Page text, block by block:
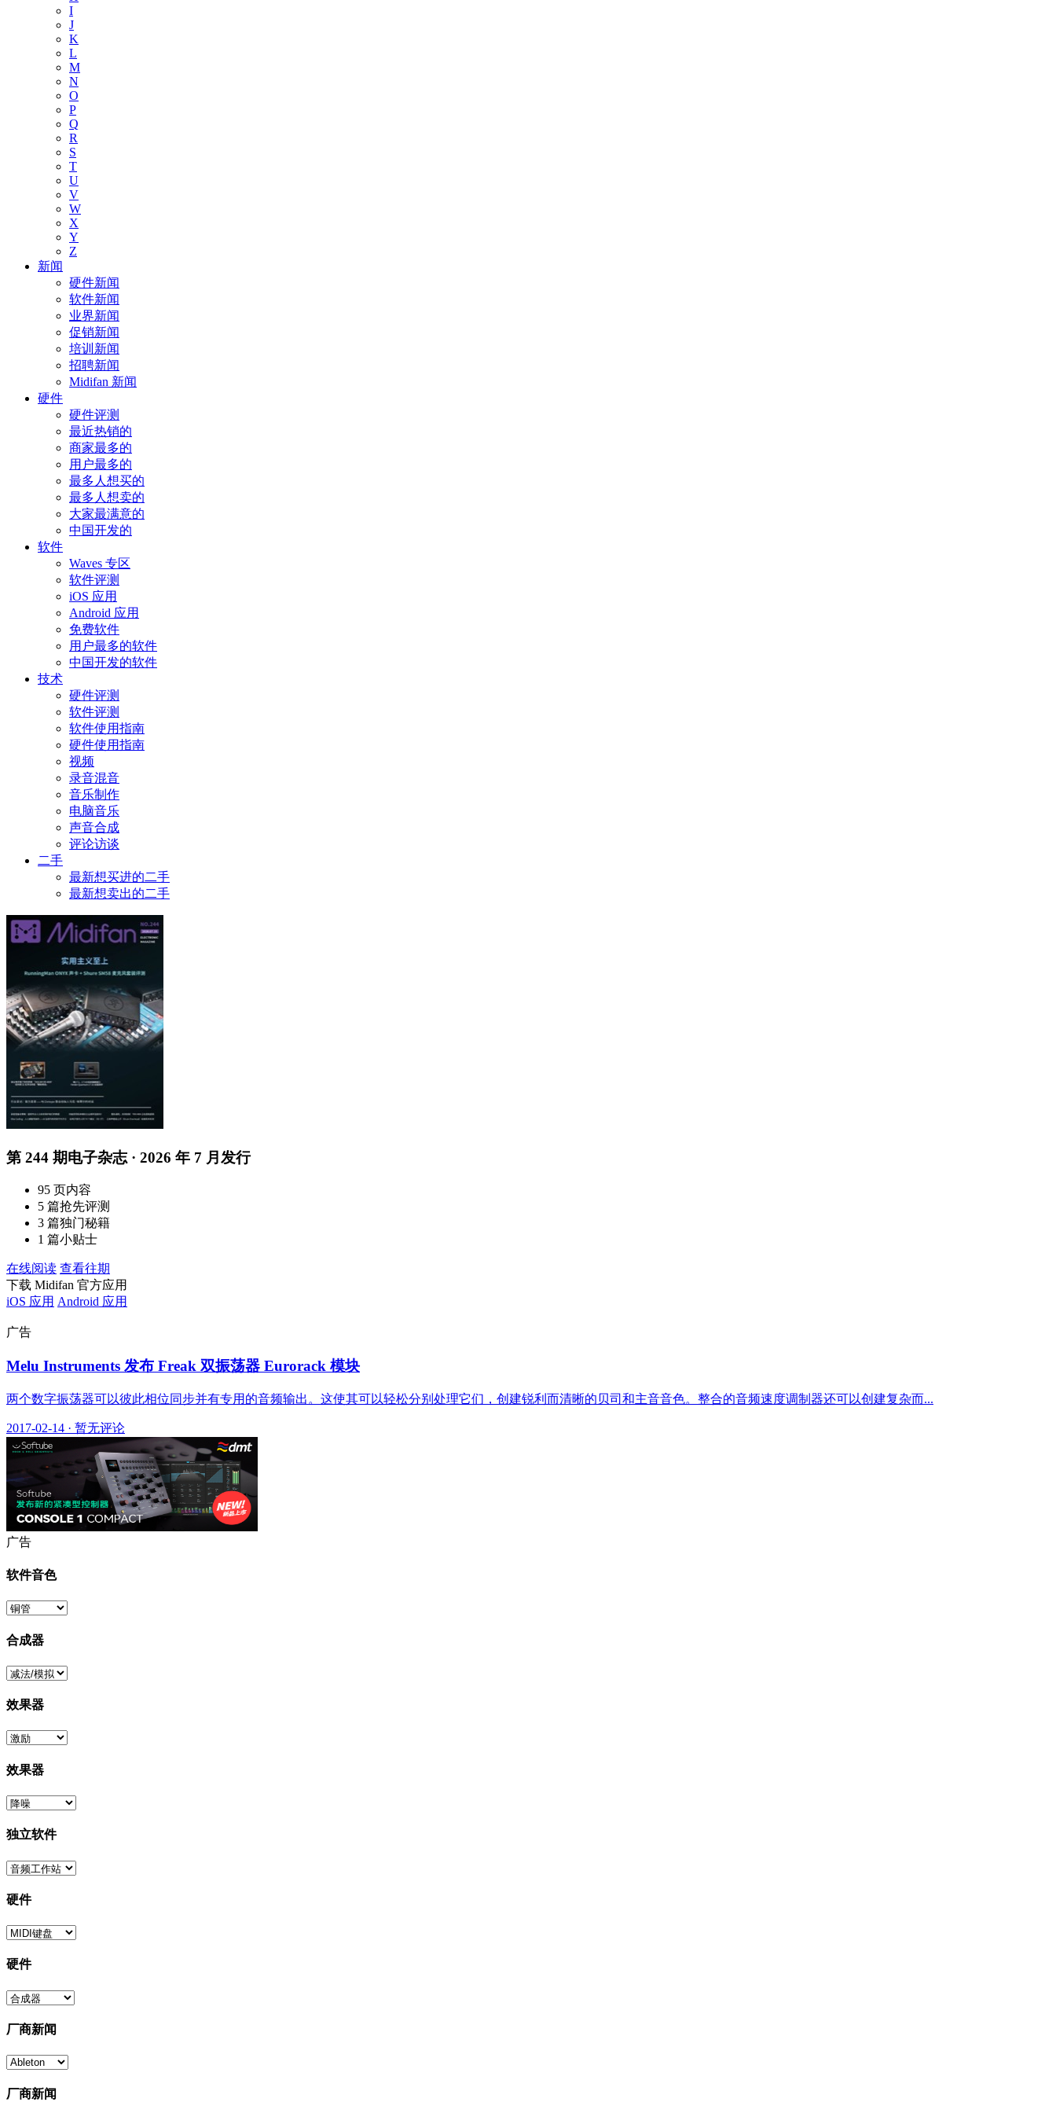
I
J
K
L
M
N
O
P
Q
R
S
T
U
V
W
X
Y
Z
新闻
硬件新闻
软件新闻
业界新闻
促销新闻
培训新闻
招聘新闻
Midifan 新闻
硬件
硬件评测
最近热销的
商家最多的
用户最多的
最多人想买的
最多人想卖的
大家最满意的
中国开发的
软件
Waves 专区
软件评测
iOS 应用
Android 应用
免费软件
用户最多的软件
中国开发的软件
技术
硬件评测
软件评测
软件使用指南
硬件使用指南
视频
录音混音
音乐制作
电脑音乐
声音合成
评论访谈
二手
最新想买进的二手
最新想卖出的二手
第 244 期电子杂志 · 2026 年 7 月发行
95 页内容
5 篇抢先评测
3 篇独门秘籍
1 篇小贴士
在线阅读 查看往期
下载 Midifan 官方应用
iOS 应用 Android 应用
广告
Melu Instruments 发布 Freak 双振荡器 Eurorack 模块
两个数字振荡器可以彼此相位同步并有专用的音频输出。这使其可以轻松分别处理它们，创建锐利而清晰的贝司和主音音色。整合的音频速度调制器还可以创建复杂而...
2017-02-14 · 暂无评论
广告
软件音色
合成器
效果器
效果器
独立软件
硬件
硬件
厂商新闻
厂商新闻